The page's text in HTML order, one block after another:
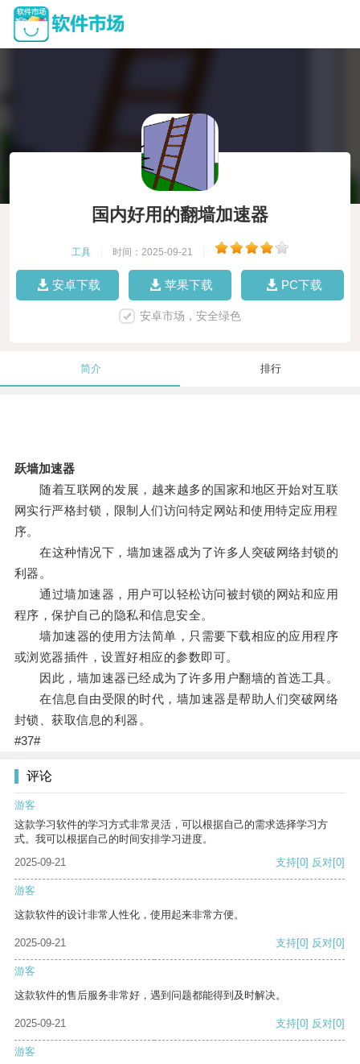
国内好用的翻墙加速器
工具 时间：2025-09-21
安卓下载 苹果下载 PC下载
安卓市场，安全绿色
简介 排行
跃墙加速器
随着互联网的发展，越来越多的国家和地区开始对互联
网实行严格封锁，限制人们访问特定网站和使用特定应用程
序。
在这种情况下，墙加速器成为了许多人突破网络封锁的
利器。
通过墙加速器，用户可以轻松访问被封锁的网站和应用
程序，保护自己的隐私和信息安全。
墙加速器的使用方法简单，只需要下载相应的应用程序
或浏览器插件，设置好相应的参数即可。
因此，墙加速器已经成为了许多用户翻墙的首选工具。
在信息自由受限的时代，墙加速器是帮助人们突破网络
封锁、获取信息的利器。
#37#
评论
游客
这款学习软件的学习方式非常灵活，可以根据自己的需求选择学习方
式。我可以根据自己的时间安排学习进度。
2025-09-21
支持[0] 反对[0]
游客
这款软件的设计非常人性化，使用起来非常方便。
2025-09-21 支持[0] 反对[0]
游客
这款软件的售后服务非常好，遇到问题都能得到及时解决。
2025-09-21 支持[0] 反对[0]
游客